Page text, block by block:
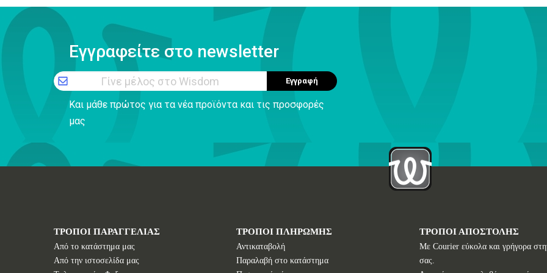
Εγγραφείτε στο newsletter
Γίνε μέλος στο Wisdom Εγγραφή
Και μάθε πρώτος για τα νέα προϊόντα και τις προσφορές
μας
ΤΡΟΠΟΙ ΠΑΡΑΓΓΕΛΙΑΣ
Από το κατάστημα μας
Από την ιστοσελίδα μας
ΤΡΟΠΟΙ ΠΛΗΡΩΜΗΣ
Αντικαταβολή
Παραλαβή στο κατάστημα
ΤΡΟΠΟΙ ΑΠΟΣΤΟΛΗΣ
Με Courier εύκολα και γρήγορα
σας.